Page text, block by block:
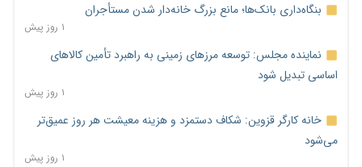
بنگاه‌داری بانک‌ها؛ مانع بزرگ خانه‌دار شدن مستأجران
۱ روز پیش
نماینده مجلس: توسعه مرزهای زمینی به راهبرد تأمین کالاهای
اساسی تبدیل شود
۱ روز پیش
خانه کارگر قزوین: شکاف دستمزد و هزینه معیشت هر روز عمیق‌تر
می‌شود
۱ روز پیش